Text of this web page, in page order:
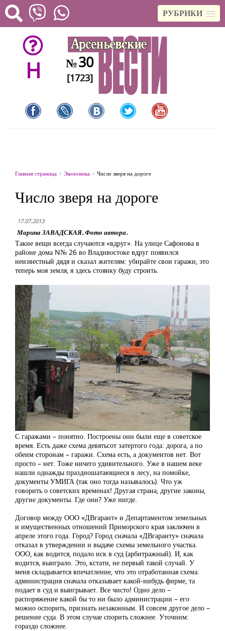
РУБРИКИ
H №30
[1723]
Главная страница Экономика Число зверя на дороге
Число зверя на дороге
17.07.2013
Марина ЗАВАДСКАЯ. Фото автора.
Такие вещи всегда случаются «вдруг». На улице Сафонова в
районе дома N№ 26 во Владивостоке вдруг появился
неизвестный дядя и сказал жителям: убирайте свои гаражи, это
теперь моя земля, я здесь стоянку буду строить.
С гаражами – понятно. Построены они были еще в советское
время. Есть даже схема девятьсот затертого года: дорога, а по
обеим сторонам – гаражи. Схема есть, а документов нет. Вот
просто – нет. Тоже ничего удивительного. Уже в нашем веке
нашли однажды праздношатающиеся в лесу, на помойке,
документы УМИГА (так оно тогда называлось). Что уж
говорить о советских временах! Другая страна, другие законы,
другие документы. Где они? Уже нигде.
Договор между ООО «ДВгарант» и Департаментом земельных
и имущественных отношений Приморского края заключен в
апреле этого года. Город? Город сначала «ДВгаранту» сначала
отказал в утверждении и выдаче схемы земельного участка.
ООО, как водится, подало иск в суд (арбитражный). И, как
водится, выиграло. Это, кстати, не первый такой случай. У
меня складывается впечатление, что это отработанная схема:
администрация сначала отказывает какой-нибудь фирме, та
подает в суд и выигрывает. Все чисто! Одно дело –
распоряжение какой бы то ни было администрации – его
можно оспорить, признать незаконным. И совсем другое дело –
решение суда. В этом случае спорить сложнее. Уточним:
гораздо сложнее.